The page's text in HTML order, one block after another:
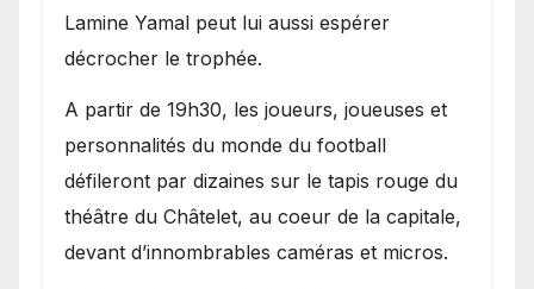
Lamine Yamal peut lui aussi espérer
décrocher le trophée.
A partir de 19h30, les joueurs, joueuses et
personnalités du monde du football
défileront par dizaines sur le tapis rouge du
théâtre du Châtelet, au coeur de la capitale,
devant d’innombrables caméras et micros.